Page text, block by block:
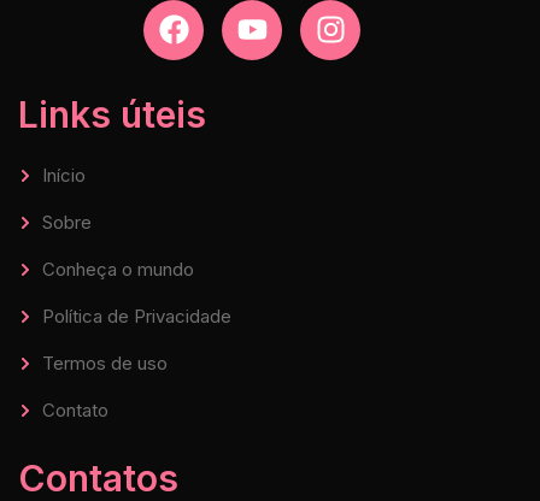
Links úteis
Início
Sobre
Conheça o mundo
Política de Privacidade
Termos de uso
Contato
Contatos